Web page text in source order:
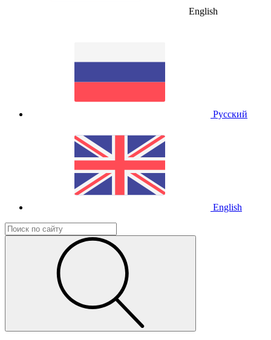
English
Русский
English